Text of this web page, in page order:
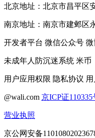
北京地址：北京市昌平区
南京地址：南京市建邺区
开发者平台 微信公众号 微
未成年人防沉迷系统 米币
用户应用权限 隐私协议
@wali.com 京ICP证110335
营业执照
京公网安备